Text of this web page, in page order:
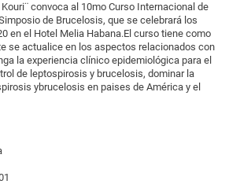
convoca al 10mo Curso Internacional de
de Brucelosis, que se celebrará los
en el Hotel Melia Habana.El curso tiene como
se actualice en los aspectos relacionados con
la experiencia clínico epidemiológica para el
de leptospirosis y brucelosis, dominar la
ybrucelosis en paises de América y el